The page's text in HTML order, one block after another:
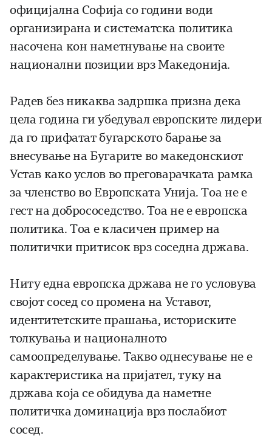
официјална Софија со години води
организирана и систематска политика
насочена кон наметнување на своите
национални позиции врз Македонија.
Радев без никаква задршка призна дека
цела година ги убедувал европските лидери
да го прифатат бугарското барање за
внесување на Бугарите во македонскиот
Устав како услов во преговарачката рамка
за членство во Европската Унија. Тоа не е
гест на добрососедство. Тоа не е европска
политика. Тоа е класичен пример на
политички притисок врз соседна држава.
Ниту една европска држава не го условува
својот сосед со промена на Уставот,
идентитетските прашања, историските
толкувања и националното
самоопределување. Такво однесување не е
карактеристика на пријател, туку на
држава која се обидува да наметне
политичка доминација врз послабиот
сосед.